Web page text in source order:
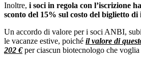
Inoltre, i soci in regola con l’iscrizione
sconto del 15% sul costo del biglietto di
Un accordo di valore per i soci ANBI,
le vacanze estive, poiché il valore di
202 €per ciascun biotecnologo che